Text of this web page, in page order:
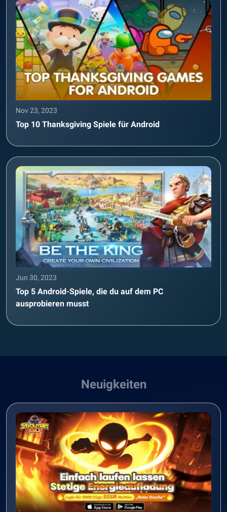
Nov 23, 2023
Top 10 Thanksgiving Spiele für Android
Jun 30, 2023
Top 5 Android-Spiele, die du auf dem PC
ausprobieren musst
Neuigkeiten